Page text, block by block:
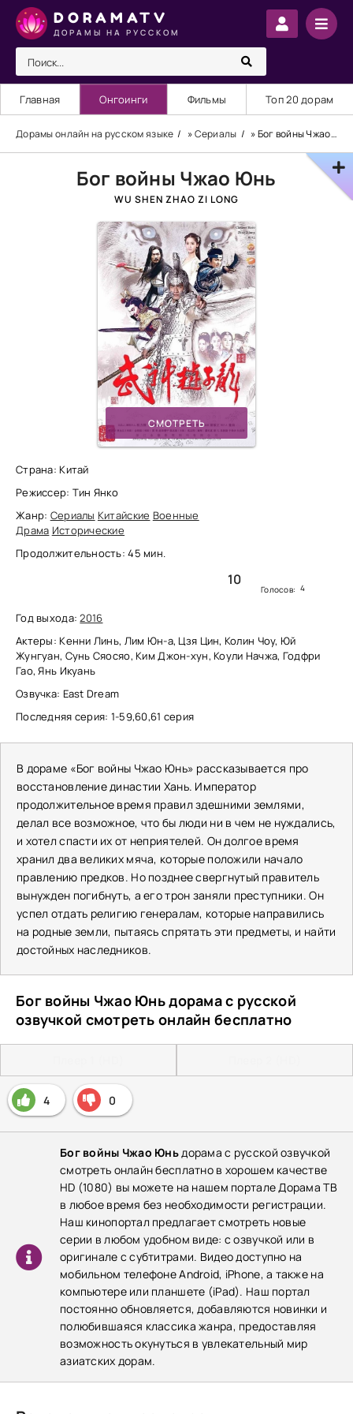
DORAMATV
ДОРАМЫ НА РУССКОМ
Главная Онгоинги Фильмы Топ 20 дорам
Дорамы онлайн на русском языке »Сериалы » Бог войны Чжао Юнь
Бог войны Чжао Юнь
WU SHEN ZHAO ZI LONG
СМОТРЕТЬ
Страна: Китай
Режиссер: Тин Янко
Жанр: Сериалы Китайские Военные
Драма Исторические
Продолжительность: 45 мин.
10
Голосов: 4
Год выхода:2016
Актеры: Кенни Линь, Лим Юн-а, Цзя Цин, Колин Чоу, Юй
Жунгуан, Сунь Сяосяо, Ким Джон-хун, Коули Начжа, Годфри
Гао, Янь Икуань
Озвучка: East Dream
Последняя серия: 1-59,60,61 серия
В дораме «Бог войны Чжао Юнь» рассказывается про
восстановление династии Хань. Император
продолжительное время правил здешними землями,
делал все возможное, что бы люди ни в чем не нуждались,
и хотел спасти их от неприятелей. Он долгое время
хранил два великих мяча, которые положили начало
правлению предков. Но позднее свергнутый правитель
вынужден погибнуть, а его трон заняли преступники. Он
успел отдать религию генералам, которые направились
на родные земли, пытаясь спрятать эти предметы, и найти
достойных наследников.
Бог войны Чжао Юнь дорама с русской
озвучкой смотреть онлайн бесплатно
4 0
Бог войны Чжао Юньдорама с русской озвучкой
смотреть онлайн бесплатно в хорошем качестве
HD (1080) вы можете на нашем портале Дорама ТВ
в любое время без необходимости регистрации.
Наш кинопортал предлагает смотреть новые
серии в любом удобном виде: с озвучкой или в
оригинале с субтитрами. Видео доступно на
мобильном телефоне Android, iPhone, а также на
компьютере или планшете (iPad). Наш портал
постоянно обновляется, добавляются новинки и
полюбившаяся классика жанра, предоставляя
возможность окунуться в увлекательный мир
азиатских дорам.